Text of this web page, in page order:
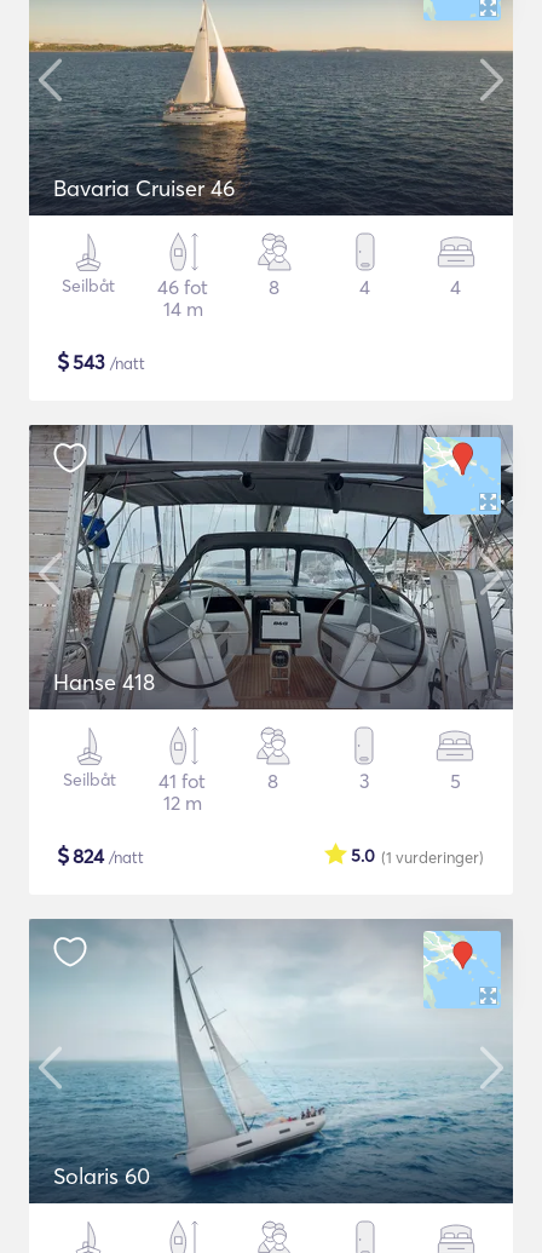
Bavaria Cruiser 46
Seilbåt
46 fot
14 m
8 4 4
$543 /natt
Hanse 418
Seilbåt
41 fot
12 m
8 3 5
$824/natt (1 vurderinger)
5.0
Solaris 60